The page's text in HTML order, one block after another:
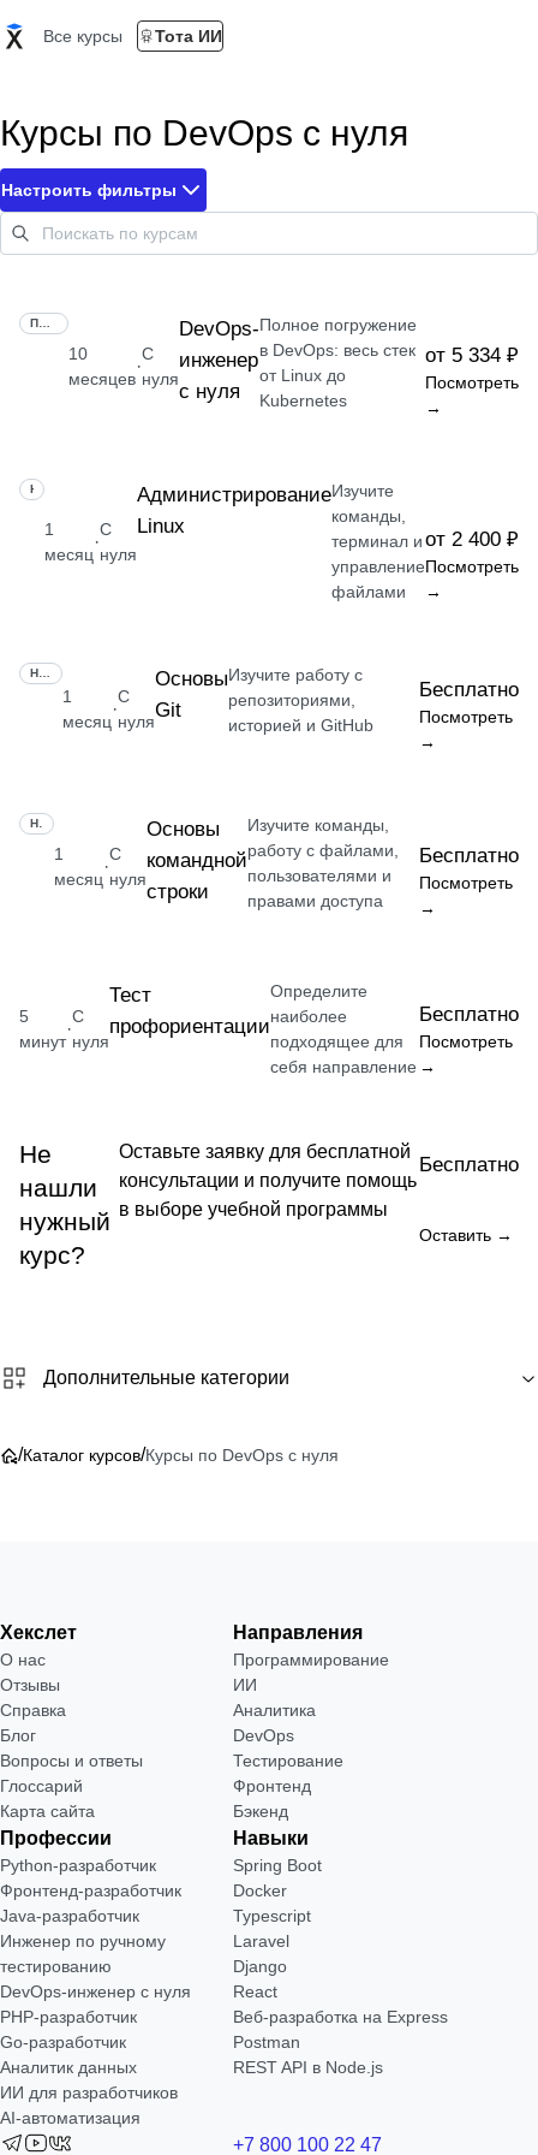
Все курсы Тота ИИ
Курсы по DevOps с нуля
Настроить фильтры
10
месяцев
·
С
нуля
DevOps-
инженер
с нуля
Полное погружение
в DevOps: весь стек
от Linux до
Kubernetes
от 5 334 ₽
Посмотреть
→
НАВЫК
1
месяц
·
С
нуля
Администрирование
Linux
Изучите
команды,
терминал и
управление
файлами
от 2 400 ₽
Посмотреть
→
1
месяц
·
С
нуля
Основы
Git
Изучите работу с
репозиториями,
историей и GitHub
Бесплатно
Посмотреть
→
1
месяц
·
С
нуля
Основы
командной
строки
Изучите команды,
работу с файлами,
пользователями и
правами доступа
Бесплатно
Посмотреть
→
5
минут
·
С
нуля
Тест
профориентации
Определите
наиболее
подходящее для
себя направление
Бесплатно
Посмотреть
→
Не
нашли
нужный
курс?
Оставьте заявку для бесплатной
консультации и получите помощь
в выборе учебной программы
Бесплатно
Оставить →
Дополнительные категории
/Каталог курсов/Курсы по DevOps с нуля
Хекслет
О нас
Отзывы
Справка
Блог
Вопросы и ответы
Глоссарий
Карта сайта
Направления
Программирование
ИИ
Аналитика
DevOps
Тестирование
Фронтенд
Бэкенд
Профессии
Python-разработчик
Фронтенд-разработчик
Java-разработчик
Инженер по ручному
тестированию
DevOps-инженер с нуля
РНР-разработчик
Go-разработчик
Аналитик данных
ИИ для разработчиков
AI-автоматизация
Навыки
Spring Boot
Docker
Typescript
Laravel
Django
React
Веб-разработка на Express
Postman
REST API в Node.js
+7 800 100 22 47